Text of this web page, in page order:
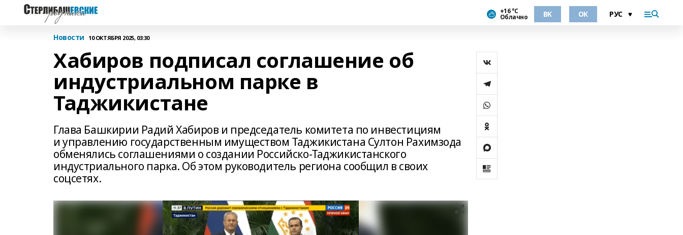
+16 °С
Облачно ВК ОК
Новости 10 ОКТЯБРЯ 2025, 03:30
Хабиров подписал соглашение об
индустриальном парке в
Таджикистане
Глава Башкирии Радий Хабиров и председатель комитета по инвестициям
и управлению государственным имуществом Таджикистана Султон Рахимзода
обменялись соглашениями о создании Российско-Таджикистанского
индустриального парка. Об этом руководитель региона сообщил в своих
соцсетях.